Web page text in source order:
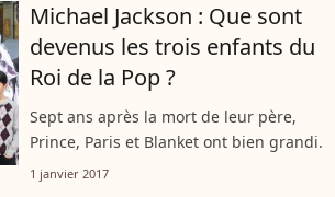
Michael Jackson : Que sont
devenus les trois enfants du
Roi de la Pop ?
Sept ans après la mort de leur père,
Prince, Paris et Blanket ont bien grandi.
1 janvier 2017